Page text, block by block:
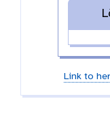
Link to